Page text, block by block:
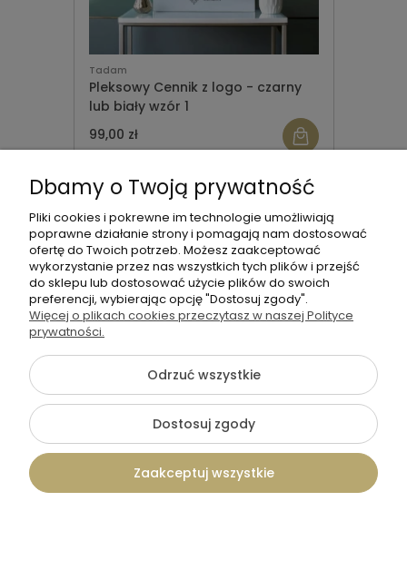
Tadam
Pleksowy Cennik z logo - czarny
lub biały wzór 1
99,00 zł
Tadam
Pleksowy Cennik z logo - czarny
lub biały wzór 2
Dbamy o Twoją prywatność
Pliki cookies i pokrewne im technologie umożliwiają
poprawne działanie strony i pomagają nam dostosować
ofertę do Twoich potrzeb. Możesz zaakceptować
wykorzystanie przez nas wszystkich tych plików i przejść
do sklepu lub dostosować użycie plików do swoich
preferencji, wybierając opcję "Dostosuj zgody".
Więcej o plikach cookies przeczytasz w naszej Polityce
prywatności.
Odrzuć wszystkie
Dostosuj zgody
Zaakceptuj wszystkie